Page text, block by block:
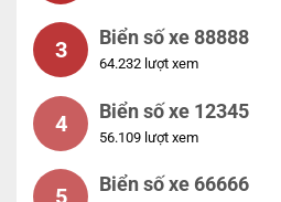
3 Biển số xe 88888
64.232 lượt xem
4 Biển số xe 12345
56.109 lượt xem
Biển số xe 66666